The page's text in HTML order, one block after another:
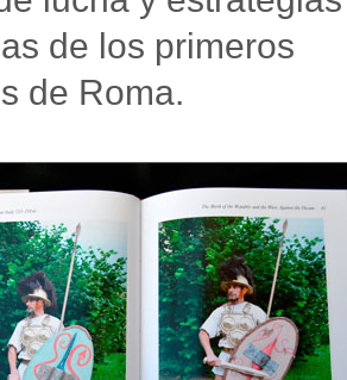
de los primeros
de Roma.